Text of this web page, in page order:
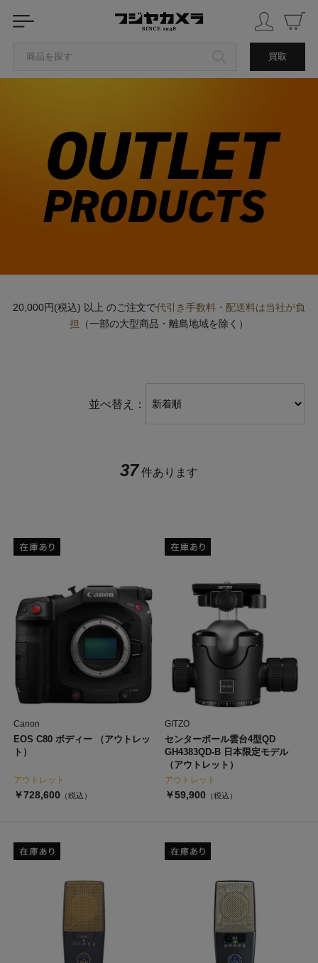
商品を探す 買取
ブランドから探す
中古品を探す
20,000円(税込) 以上 のご注文で代引き手数料・配送料は当社が負
担
（一部の大型商品・離島地域を除く）
並べ替え：
37 件あります
アウトレット
Canon
EOS C80 ボディー （アウトレッ
ト）
￥728,600 （税込）
アウトレット
GITZO
センターボール雲台4型QD
GH4383QD-B 日本限定モデル
（アウトレット）
￥59,900 （税込）